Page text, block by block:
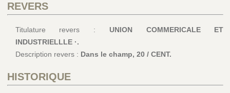
REVERS
Titulature revers : UNION COMMERICALE ET
INDUSTRIELLLE ·.
Description revers : Dans le champ, 20 / CENT.
HISTORIQUE